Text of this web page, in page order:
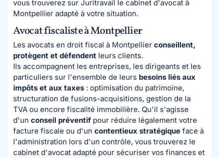
vous trouverez sur Juritravail le cabinet d'avocat à
Montpellier adapté à votre situation.
Avocat fiscaliste à Montpellier
Les avocats en droit fiscal à Montpellier conseillent,
protègent et défendent leurs clients.
Ils accompagnent les entreprises, les dirigeants et les
particuliers sur l'ensemble de leurs besoins liés aux
impôts et aux taxes : optimisation du patrimoine,
structuration de fusions-acquisitions, gestion de la
TVA ou encore fiscalité immobilière. Qu'il s'agisse
d'un conseil préventif pour réduire légalement votre
facture fiscale ou d'un contentieux stratégique face à
l'administration lors d'un contrôle, vous trouverez le
cabinet d'avocat adapté pour sécuriser vos finances et